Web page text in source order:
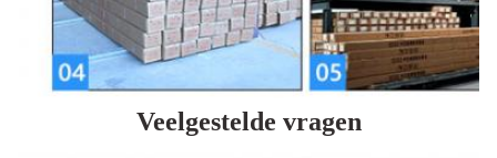
Veelgestelde vragen